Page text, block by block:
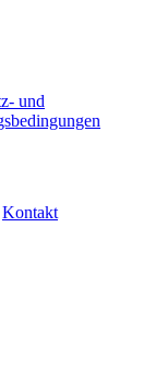
und
Kontakt